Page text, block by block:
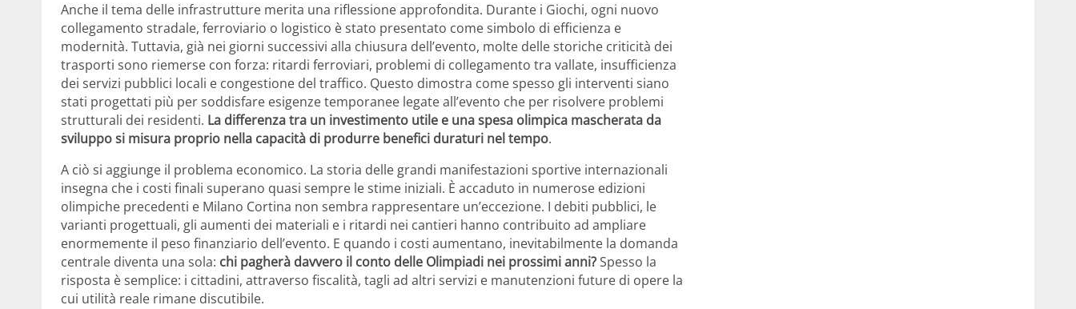
Anche il tema delle infrastrutture merita una riflessione approfondita. Durante i Giochi, ogni nuovo
collegamento stradale, ferroviario o logistico è stato presentato come simbolo di efficienza e
modernità. Tuttavia, già nei giorni successivi alla chiusura dell’evento, molte delle storiche criticità dei
trasporti sono riemerse con forza: ritardi ferroviari, problemi di collegamento tra vallate, insufficienza
dei servizi pubblici locali e congestione del traffico. Questo dimostra come spesso gli interventi siano
stati progettati più per soddisfare esigenze temporanee legate all’evento che per risolvere problemi
strutturali dei residenti. La differenza tra un investimento utile e una spesa olimpica mascherata da
sviluppo si misura proprio nella capacità di produrre benefici duraturi nel tempo.
A ciò si aggiunge il problema economico. La storia delle grandi manifestazioni sportive internazionali
insegna che i costi finali superano quasi sempre le stime iniziali. È accaduto in numerose edizioni
olimpiche precedenti e Milano Cortina non sembra rappresentare un’eccezione. I debiti pubblici, le
varianti progettuali, gli aumenti dei materiali e i ritardi nei cantieri hanno contribuito ad ampliare
enormemente il peso finanziario dell’evento. E quando i costi aumentano, inevitabilmente la domanda
centrale diventa una sola: chi pagherà davvero il conto delle Olimpiadi nei prossimi anni?Spesso la
risposta è semplice: i cittadini, attraverso fiscalità, tagli ad altri servizi e manutenzioni future di opere la
cui utilità reale rimane discutibile.